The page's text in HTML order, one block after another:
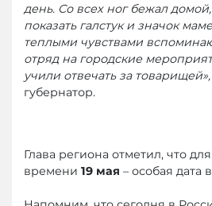
день. Со всех ног бежал
показать галстук и значок
теплыми чувствами
отряд на городские
учили отвечать за товарищей»,
губернатор.
Глава региона отметил, что
времени 19 мая – особая дата